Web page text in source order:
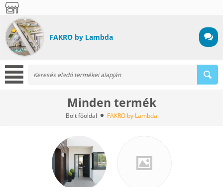
FAKRO by Lambda
Minden termék
Bolt főoldal FAKRO by Lambda